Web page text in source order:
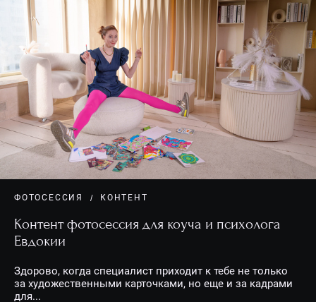
ФОТОСЕССИЯ КОНТЕНТ
Контент фотосессия для коуча и психолога
Евдокии
Здорово, когда специалист приходит к тебе не только
за художественными карточками, но еще и за кадрами
для...